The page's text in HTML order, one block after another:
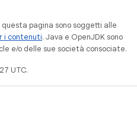
pagina sono soggetti alle
i contenuti. Java e OpenJDK sono
e/o delle sue società consociate.
UTC.